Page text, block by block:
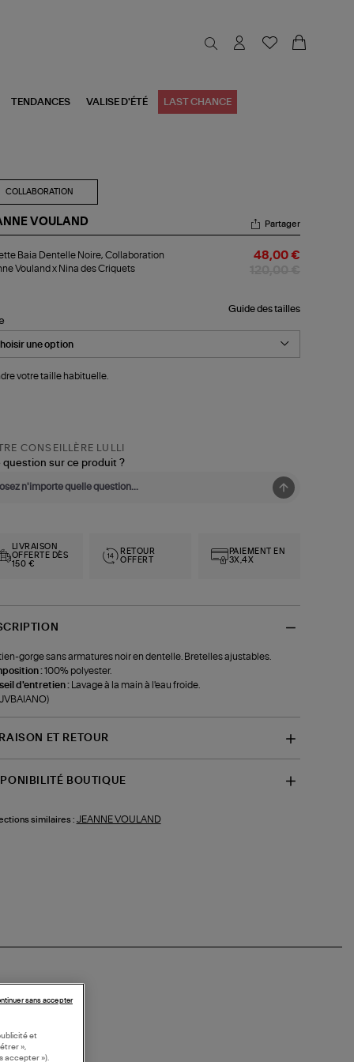
TENDANCES VALISE D'ÉTÉ LAST CHANCE
COLLABORATION
VOULAND Partager
Baia Dentelle Noire, Collaboration
Vouland x Nina des Criquets
48,00 €
Guide des tailles
votre taille habituelle.
CONSEILLÈRE LULLI
question sur ce produit ?
LIVRAISON
OFFERTE DÈS
150 €
RETOUR
OFFERT
PAIEMENT EN
3X,4X
gorge sans armatures noir en dentelle. Bretelles ajustables.
:100% polyester.
d'entretien :
Lavage à la main à l'eau froide.
ET RETOUR
BOUTIQUE
similaires : JEANNE VOULAND
et
»,
accepter »).
sans accepter